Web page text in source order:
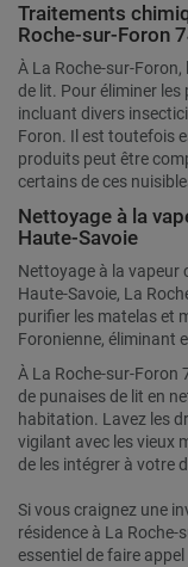
Traitements
Roche-sur-Foron
À La Roche-sur-
de lit. Pour éliminer
incluant divers
Foron. Il est toutefois
produits peut être
certains de ces
Nettoyage à la
Haute-Savoie
Nettoyage à la vapeur
Haute-Savoie, La
purifier les matelas et
Foronienne, éliminant
À La Roche-sur-Foron
de punaises de lit en
habitation. Lavez les
vigilant avec les vieux
de les intégrer à votre
Si vous craignez une
résidence à La Roche-
essentiel de faire